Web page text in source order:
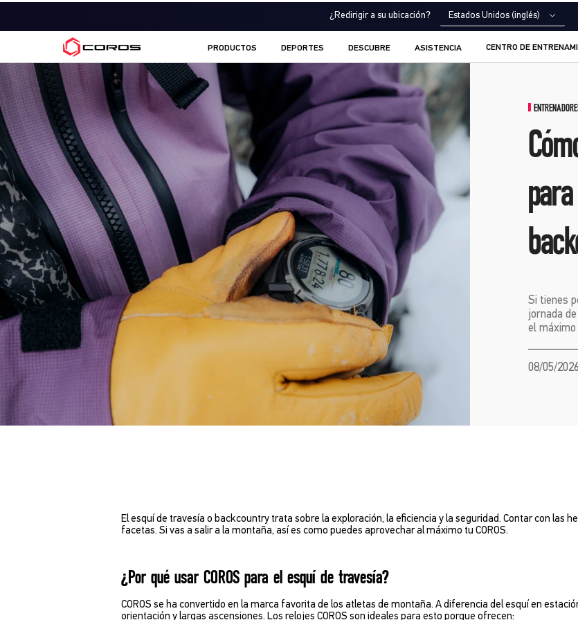
¿Redirigir a su ubicación? Estados Unidos (inglés)
COROS ES
PRODUCTOS DEPORTES DESCUBRE ASISTENCIA CENTRO DE
Si tienes
jornada
el
08/05/
El esquí de travesía o backcountry trata sobre la exploración, la eficiencia y la seguridad. Contar con las
facetas. Si vas a salir a la montaña, así es como puedes aprovechar al máximo tu COROS.
¿Por qué usar COROS para el esquí de travesía?
COROS se ha convertido en la marca favorita de los atletas de montaña. A diferencia del esquí en
orientación y largas ascensiones. Los relojes COROS son ideales para esto porque ofrecen: